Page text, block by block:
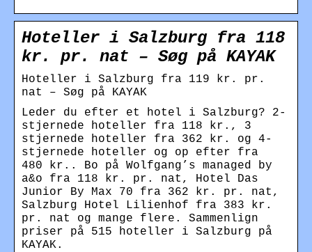
Hoteller i Salzburg fra 118
kr. pr. nat – Søg på KAYAK
Hoteller i Salzburg fra 119 kr. pr.
nat – Søg på KAYAK
Leder du efter et hotel i Salzburg? 2-
stjernede hoteller fra 118 kr., 3
stjernede hoteller fra 362 kr. og 4-
stjernede hoteller og op efter fra
480 kr.. Bo på Wolfgang’s managed by
a&o fra 118 kr. pr. nat, Hotel Das
Junior By Max 70 fra 362 kr. pr. nat,
Salzburg Hotel Lilienhof fra 383 kr.
pr. nat og mange flere. Sammenlign
priser på 515 hoteller i Salzburg på
KAYAK.